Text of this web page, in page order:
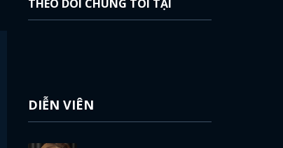
THEO DÕI CHÚNG TÔI TẠI
DIỄN VIÊN